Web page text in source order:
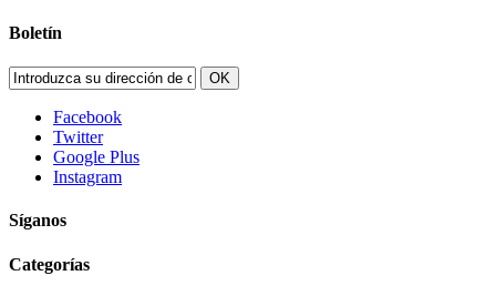
Boletín
OK
Facebook
Twitter
Google Plus
Instagram
Síganos
Categorías